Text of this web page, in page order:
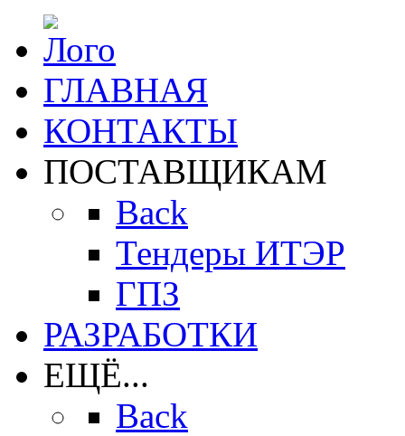
ГЛАВНАЯ
КОНТАКТЫ
ПОСТАВЩИКАМ
Back
Тендеры ИТЭР
ГПЗ
РАЗРАБОТКИ
ЕЩЁ...
Back